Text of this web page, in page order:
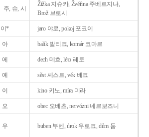
주, 슈, 시
Žižka 지슈카, Žvěřina 주베르지나,
Brož 브로시
이* jaro 야로, pokoj 포코이
아 balík 발리크, komár 코마르
에 dech 데흐, léto 레토
예 sěst 셰스트, věk 베크
이 kino 키노, míra 미라
오 obec 오베츠, nervózni 네르보즈니
우 buben 부벤, úrok 우로크, dům 둠